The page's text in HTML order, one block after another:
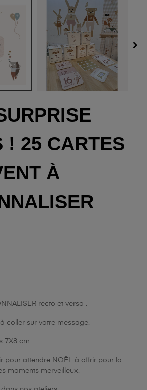
! 25 CARTES
À
recto et verso .
coller sur votre message.
7X8 cm
pour attendre NOËL à offrir pour la
moments merveilleux.